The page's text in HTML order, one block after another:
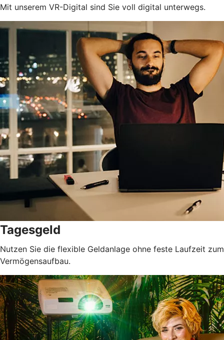
Mit unserem VR-Digital sind Sie voll digital unterwegs.
Tagesgeld
Nutzen Sie die flexible Geldanlage ohne feste Laufzeit zum
Vermögensaufbau.